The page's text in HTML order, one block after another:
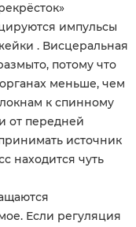
импульсы
. Висцеральная
потому что
меньше, чем
к спинному
от передней
источник
находится чуть
Если регуляция